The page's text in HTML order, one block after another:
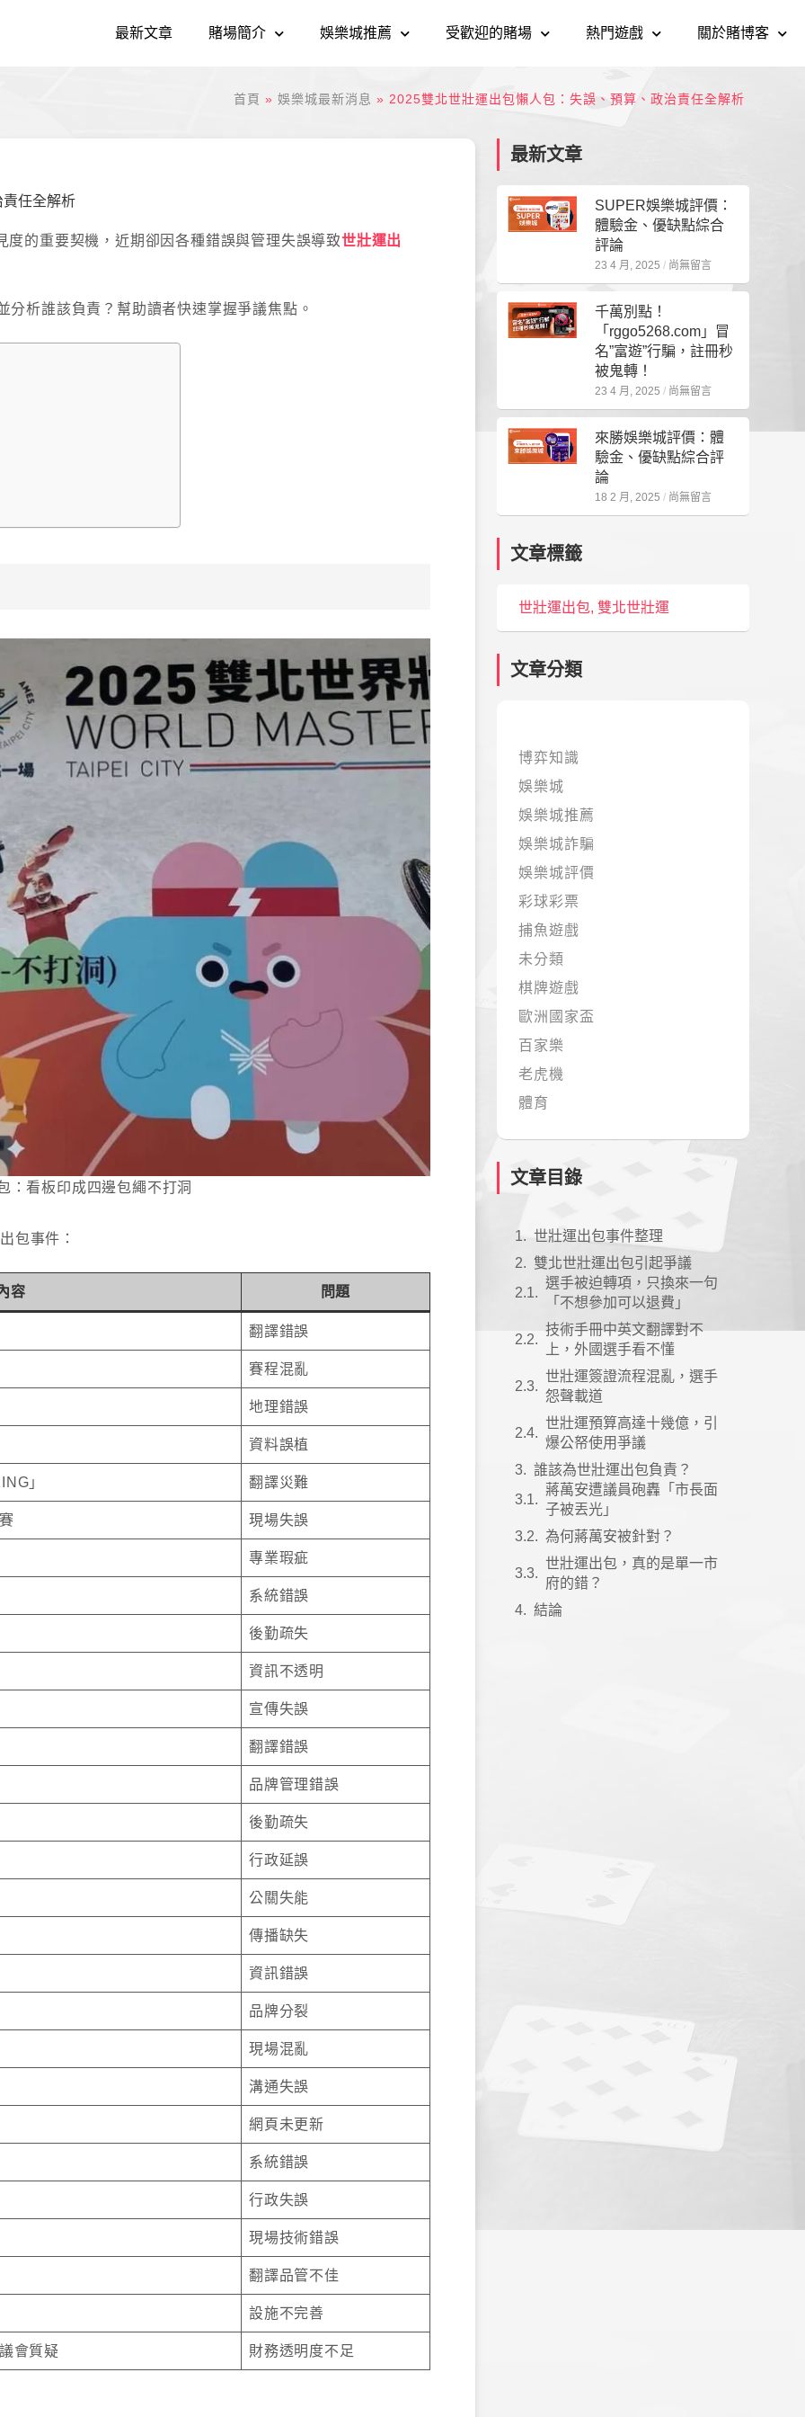
最新文章 賭場簡介 娛樂城推薦 受歡迎的賭場 熱門遊戲 關於賭博客
首頁 » 娛樂城最新消息 » 2025雙北世壯運出包懶人包：失誤、預算、政治責任全解析
任全解析
的重要契機，近期卻因各種錯誤與管理失誤導致世壯運出
析誰該負責？幫助讀者快速掌握爭議焦點。
：看板印成四邊包繩不打洞
包事件：
容 問題
翻譯錯誤
賽程混亂
地理錯誤
資料誤植
」 翻譯災難
現場失誤
專業瑕疵
系統錯誤
後勤疏失
資訊不透明
宣傳失誤
翻譯錯誤
品牌管理錯誤
後勤疏失
行政延誤
公關失能
傳播缺失
資訊錯誤
品牌分裂
現場混亂
溝通失誤
網頁未更新
系統錯誤
行政失誤
現場技術錯誤
翻譯品管不佳
設施不完善
會質疑 財務透明度不足
最新文章
SUPER娛樂城評價：
體驗金、優缺點綜合
評論
23 4 月, 2025 尚無留言
千萬別點！
「rggo5268.com」冒
名”富遊”行騙，註冊秒
被鬼轉！
23 4 月, 2025 尚無留言
來勝娛樂城評價：體
驗金、優缺點綜合評
論
18 2 月, 2025 尚無留言
文章標籤
世壯運出包, 雙北世壯運
文章分類
博弈知識
娛樂城
娛樂城推薦
娛樂城詐騙
娛樂城評價
彩球彩票
捕魚遊戲
未分類
棋牌遊戲
歐洲國家盃
百家樂
老虎機
體育
文章目錄
世壯運出包事件整理
雙北世壯運出包引起爭議
選手被迫轉項，只換來一句
「不想參加可以退費」
技術手冊中英文翻譯對不
上，外國選手看不懂
世壯運簽證流程混亂，選手
怨聲載道
世壯運預算高達十幾億，引
爆公帑使用爭議
誰該為世壯運出包負責？
蔣萬安遭議員砲轟「市長面
子被丟光」
為何蔣萬安被針對？
世壯運出包，真的是單一市
府的錯？
結論